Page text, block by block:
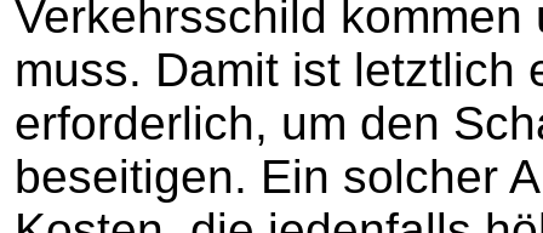
Verkehrsschild
muss. Damit ist letztlich
erforderlich, um den
beseitigen. Ein solcher